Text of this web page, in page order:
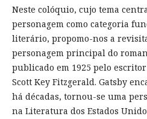
Neste colóquio, cujo tema
personagem como categoria
literário, propomo-nos a
personagem principal do
publicado em 1925 pelo
Scott Key Fitzgerald. Gatsby
há décadas, tornou-se uma
na Literatura dos Estados